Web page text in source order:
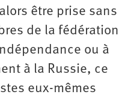
être prise sans
de la fédération
ou à
à la Russie, ce
eux-mêmes